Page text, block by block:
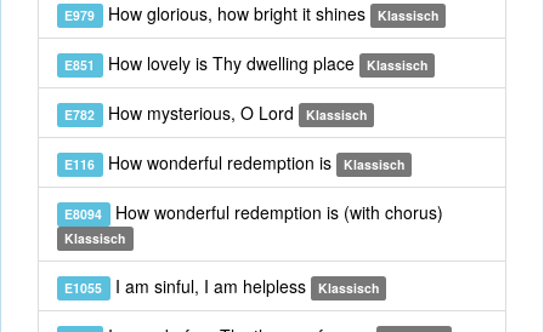
E979 How glorious, how bright it shines Klassisch
E851 How lovely is Thy dwelling place Klassisch
E782 How mysterious, O Lord Klassisch
E116 How wonderful redemption is Klassisch
E8094 How wonderful redemption is (with chorus)
Klassisch
E1055 I am sinful, I am helpless Klassisch